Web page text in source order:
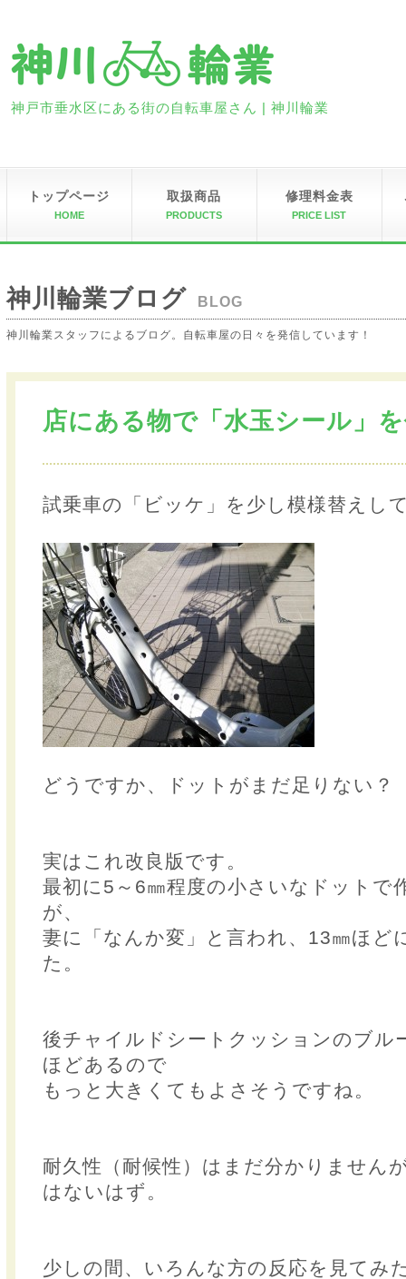
神戸市垂水区にある街の自転車屋さん | 神川輪業
トップページ
HOME
取扱商品
PRODUCTS
修理料金表
PRICE LIST
神川輪業ブログ BLOG
神川輪業スタッフによるブログ。自転車屋の日々を発信しています！
店にある物で「水玉シール」
試乗車の「ビッケ」を少し模様替えし
どうですか、ドットがまだ足りない？
実はこれ改良版です。
最初に5～6㎜程度の小さいなドットで
が、
妻に「なんか変」と言われ、13㎜ほど
た。
後チャイルドシートクッションのブル
ほどあるので
もっと大きくてもよさそうですね。
耐久性（耐候性）はまだ分かりません
はないはず。
少しの間、いろんな方の反応を見てみ